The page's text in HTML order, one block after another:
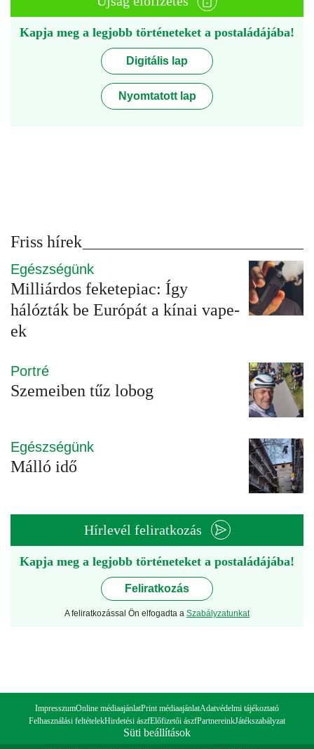
Kapja meg a legjobb történeteket a postaládájába!
Digitális lap
Nyomtatott lap
Friss hírek
Egészségünk
Milliárdos feketepiac: Így
hálózták be Európát a kínai vape-
ek
Portré
Szemeiben tűz lobog
Egészségünk
Málló idő
Hírlevél feliratkozás
Kapja meg a legjobb történeteket a postaládájába!
Feliratkozás
A feliratkozással Ön elfogadta a Szabályzatunkat
ImpresszumOnline médiaajánlatPrint médiaajánlatAdatvédelmi tájékoztató
Felhasználási feltételekHirdetési ászfElőfizetői ászfPartnereinkJátékszabályzat
Süti beállítások